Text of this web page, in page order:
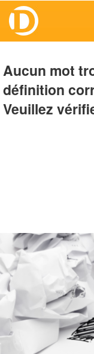
Aucun mot
définition
Veuillez